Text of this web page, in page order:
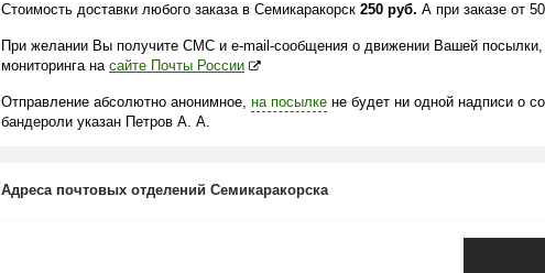
Стоимость доставки любого заказа в Семикаракорск 250 руб. А при заказе от
При желании Вы получите СМС и e-mail-сообщения о движении Вашей
мониторинга на сайте Почты России
Отправление абсолютно анонимное, на посылке не будет ни одной надписи о
бандероли указан Петров А. А.
Адреса почтовых отделений Семикаракорска